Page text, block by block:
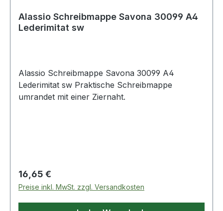
Alassio Schreibmappe Savona 30099 A4
Lederimitat sw
Alassio Schreibmappe Savona 30099 A4
Lederimitat sw Praktische Schreibmappe
umrandet mit einer Ziernaht.
Regulärer Preis:
16,65 €
Preise inkl. MwSt. zzgl. Versandkosten